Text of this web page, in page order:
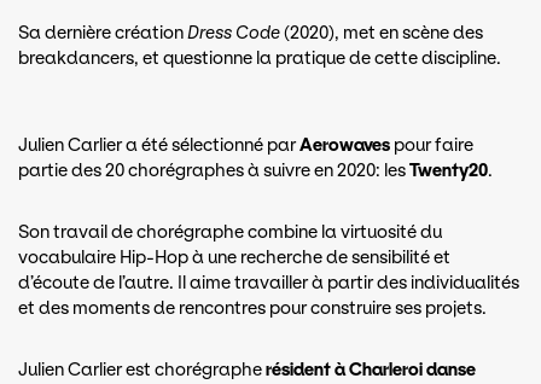
Sa dernière créationDress Code(2020), met en scène des
breakdancers, et questionne la pratique de cette discipline.
Julien Carlier a été sélectionné parAerowaves pour faire
partie des 20 chorégraphes à suivre en 2020: lesTwenty20.
Son travail de chorégraphe combine la virtuosité du
vocabulaire Hip-Hop à une recherche de sensibilité et
d’écoute de l’autre. Il aime travailler à partir des individualités
et des moments de rencontres pour construire ses projets.
Julien Carlier est chorégrapherésident à Charleroi danse